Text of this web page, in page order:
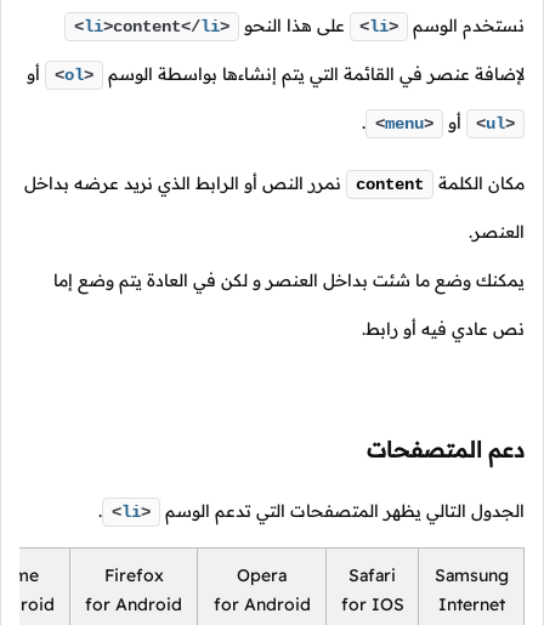
نستخدم الوسم <li> على هذا النحو <li>content</li>
لإضافة عنصر في القائمة التي يتم إنشاءها بواسطة الوسم <ol> أو
<ul> أو <menu>
.
مكان الكلمة content نمرر النص أو الرابط الذي نريد عرضه بداخل
العنصر.
يمكنك وضع ما شئت بداخل العنصر و لكن في العادة يتم وضع إما
نص عادي فيه أو رابط.
دعم المتصفحات
الجدول التالي يظهر المتصفحات التي تدعم الوسم <li>
.
Firefox
for Android
Opera
for Android
Safari
for IOS
Samsung
Internet